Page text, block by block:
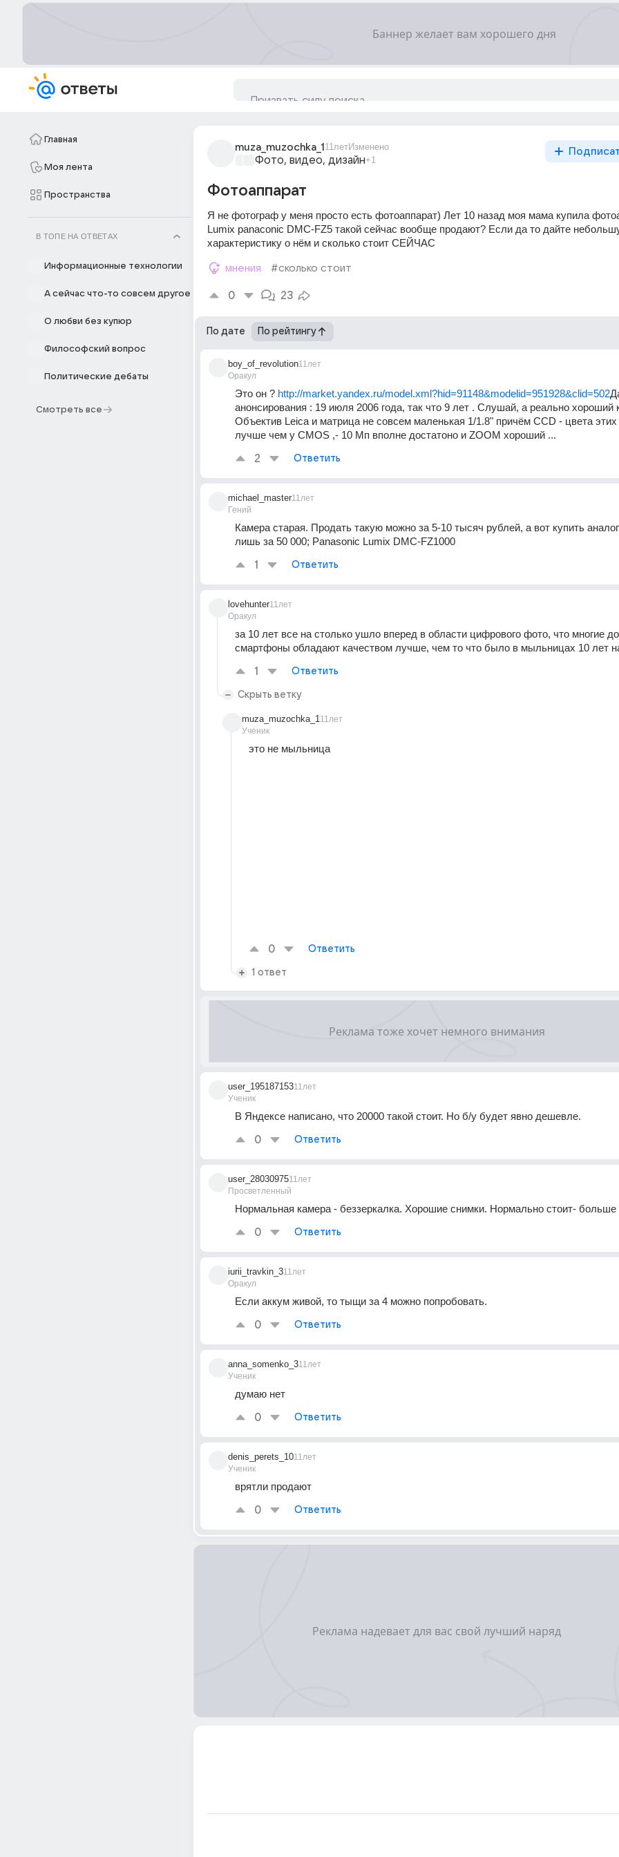
Главная
Моя лента
Пространства
В ТОПЕ НА ОТВЕТАХ
Информационные технологии
А сейчас что-то совсем другое
О любви без купюр
Философский вопрос
Политические дебаты
Смотреть все
muza_muzochka_1 11летИзменено
Фото, видео, дизайн+1
Фотоаппарат
Я не фотограф у меня просто есть фотоаппарат) Лет 10 назад моя мама купила
Lumix panaconic DMC-FZ5 такой сейчас вообще продают? Если да то дайте
характеристику о нём и сколько стоит СЕЙЧАС
мнения #сколько стоит
0 23
По дате По рейтингу
boy_of_revolution
Оракул
11лет
Это он ? http://market.yandex.ru/model.xml?hid=91148&modelid=951928&clid=502
анонсирования : 19 июля 2006 года, так что 9 лет . Слушай, а реально хороший
Объектив Leica и матрица не совсем маленькая 1/1.8" причём CCD - цвета
лучше чем у CMOS ,- 10 Мп вполне достатоно и ZOOM хороший ...
2 Ответить
michael_master
Гений
11лет
Камера старая. Продать такую можно за 5-10 тысяч рублей, а вот купить
лишь за 50 000; Panasonic Lumix DMC-FZ1000
1 Ответить
lovehunter
Оракул
11лет
за 10 лет все на столько ушло вперед в области цифрового фото, что многие
смартфоны обладают качеством лучше, чем то что было в мыльницах 10 лет
1 Ответить
Скрыть ветку
muza_muzochka_1
Ученик
11лет
это не мыльница
0 Ответить
1 ответ
user_195187153
Ученик
11лет
В Яндексе написано, что 20000 такой стоит. Но б/у будет явно дешевле.
0 Ответить
user_28030975
Просветленный
11лет
Нормальная камера - беззеркалка. Хорошие снимки. Нормально стоит- больше
0 Ответить
iurii_travkin_3
Оракул
11лет
Если аккум живой, то тыщи за 4 можно попробовать.
0 Ответить
anna_somenko_3
Ученик
11лет
думаю нет
0 Ответить
denis_perets_10
Ученик
11лет
врятли продают
0 Ответить